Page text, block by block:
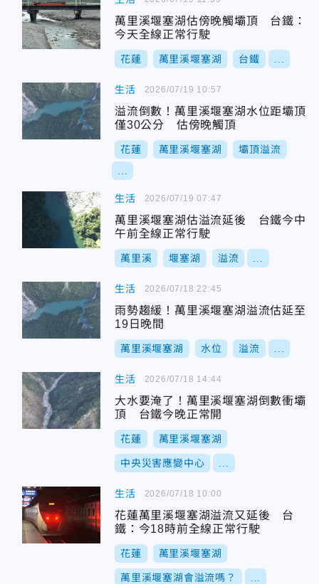
萬里溪堰塞湖估傍晚觸壩頂 台鐵：
今天全線正常行駛
花蓮 萬里溪堰塞湖 台鐵
生活
溢流倒數！萬里溪堰塞湖水位距壩頂
僅30公分 估傍晚觸頂
花蓮 萬里溪堰塞湖 壩頂溢流
2026/07/19 10:57
生活
萬里溪堰塞湖估溢流延後 台鐵今中
午前全線正常行駛
萬里溪 堰塞湖 溢流
2026/07/19 07:47
生活
雨勢趨緩！萬里溪堰塞湖溢流估延至
19日晚間
萬里溪堰塞湖 水位 溢流
2026/07/18 22:45
生活
大水要淹了！萬里溪堰塞湖倒數衝壩
頂 台鐵今晚正常開
花蓮 萬里溪堰塞湖
中央災害應變中心
2026/07/18 14:44
生活
花蓮萬里溪堰塞湖溢流又延後 台
鐵：今18時前全線正常行駛
花蓮 萬里溪堰塞湖
萬里溪堰塞湖會溢流嗎？
2026/07/18 10:00